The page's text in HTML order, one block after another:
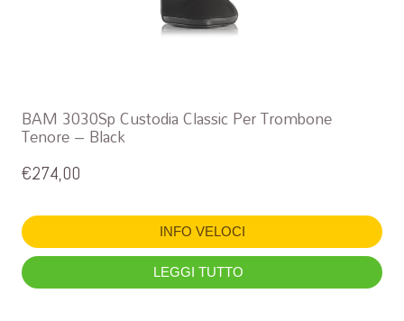
BAM 3030Sp Custodia Classic Per Trombone
Tenore – Black
€274,00
INFO VELOCI
LEGGI TUTTO